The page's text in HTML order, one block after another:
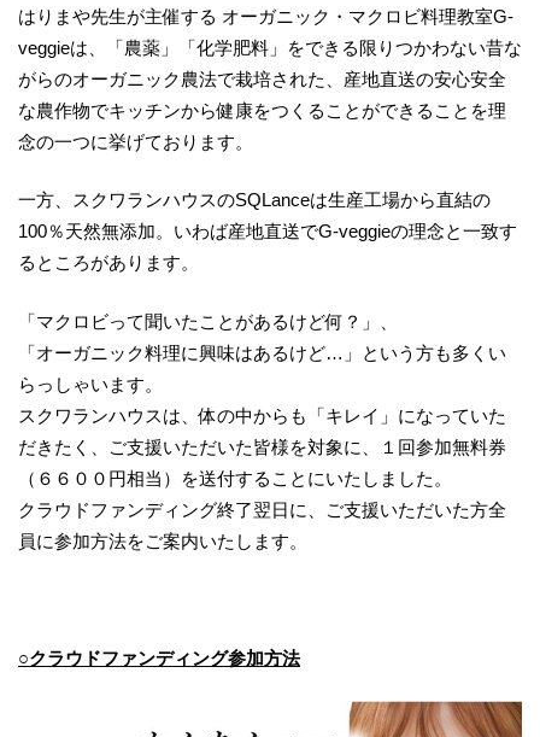
はりまや先生が主催する オーガニック・マクロビ料理教室G-
veggieは、「農薬」「化学肥料」をできる限りつかわない昔な
がらのオーガニック農法で栽培された、産地直送の安心安全
な農作物でキッチンから健康をつくることができることを理
念の一つに挙げております。
一方、スクワランハウスのSQLanceは生産工場から直結の
100％天然無添加。いわば産地直送でG-veggieの理念と一致す
るところがあります。
「マクロビって聞いたことがあるけど何？」、
「オーガニック料理に興味はあるけど…」という方も多くい
らっしゃいます。
スクワランハウスは、体の中からも「キレイ」になっていた
だきたく、ご支援いただいた皆様を対象に、１回参加無料券
（６６００円相当）を送付することにいたしました。
クラウドファンディング終了翌日に、ご支援いただいた方全
員に参加方法をご案内いたします。
○クラウドファンディング参加方法